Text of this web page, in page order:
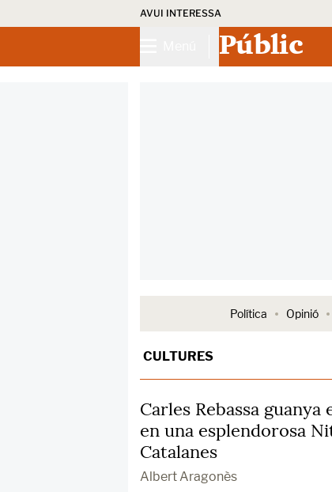
AVUI INTERESSA
Públic
Política Opinió
CULTURES
Carles Rebassa guanya
en una esplendorosa
Catalanes
Albert Aragonès